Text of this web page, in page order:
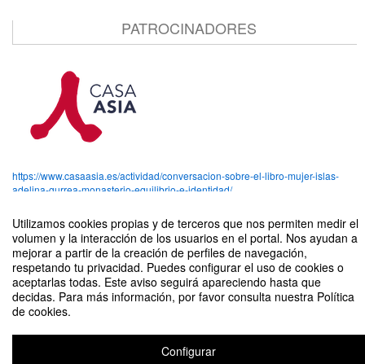
Utilizamos cookies propias y de terceros que nos permiten medir el
volumen y la interacción de los usuarios en el portal. Nos ayudan a
mejorar a partir de la creación de perfiles de navegación,
respetando tu privacidad. Puedes configurar el uso de cookies o
aceptarlas todas. Este aviso seguirá apareciendo hasta que
decidas. Para más información, por favor consulta nuestra Política
de cookies.
Configurar
PATROCINADORES
https://www.casaasia.es/actividad/conversacion-sobre-el-libro-mujer-islas-
adelina-gurrea-monasterio-equilibrio-e-identidad/
Conversación sobre el libro "Mujer Islas. Adelina Gurrea Monasterio:
equilibrio e identidad"